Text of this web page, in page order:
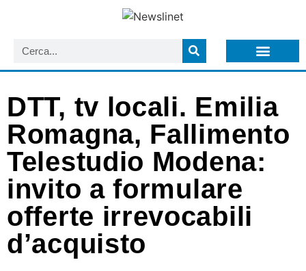
DTT, tv locali. Emilia
Romagna, Fallimento
Telestudio Modena:
invito a formulare
offerte irrevocabili
d’acquisto